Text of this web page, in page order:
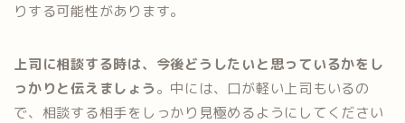
りする可能性があります。
上司に相談する時は、今後どうしたいと思っているかをし
っかりと伝えましょう。中には、口が軽い上司もいるの
で、相談する相手をしっかり見極めるようにしてください